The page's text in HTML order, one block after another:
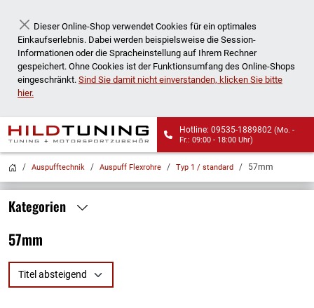
Schließen
Dieser Online-Shop verwendet Cookies für ein optimales
Einkaufserlebnis. Dabei werden beispielsweise die Session-
Informationen oder die Spracheinstellung auf Ihrem Rechner
gespeichert. Ohne Cookies ist der Funktionsumfang des Online-Shops
eingeschränkt. Sind Sie damit nicht einverstanden, klicken Sie bitte
hier.
Hotline: 09535-1889802(Mo. -
Fr.: 09:00 - 18:00 Uhr)
Wir liefern auch an
Packstationen!
Auspufftechnik Auspuff Flexrohre Typ 1 / standard 57mm
Kategorien
57mm
Titel absteigend